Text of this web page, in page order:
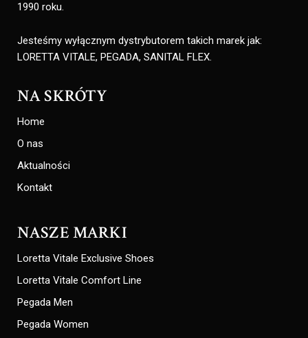
1990 roku.
Jesteśmy wyłącznym dystrybutorem takich marek jak:
LORETTA VITALE, PEGADA, SANITAL FLEX.
NA SKRÓTY
Home
O nas
Aktualności
Kontakt
NASZE MARKI
Loretta Vitale Exclusive Shoes
Loretta Vitale Comfort Line
Pegada Men
Pegada Women